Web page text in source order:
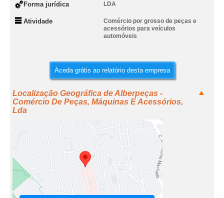
Forma jurídica LDA
Atividade
Comércio por grosso de peças e
acessórios para veículos
automóveis
Aceda grátis ao relatório desta empresa
Localização Geográfica de Alberpeças -
Comércio De Peças, Máquinas E Acessórios,
Lda